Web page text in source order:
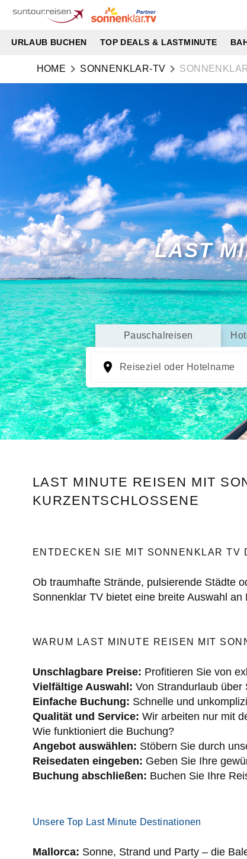
URLAUB BUCHEN TOP DEALS & LASTMINUTE
HOME SONNENKLAR-TV
LAST
Pauschalreisen
Reiseziel oder Hotelname
LAST MINUTE REISEN MIT
KURZENTSCHLOSSENE
ENTDECKEN SIE MIT SONNENKLAR TV
Ob traumhafte Strände, pulsierende Städte
Sonnenklar TV bietet eine breite Auswahl
WARUM LAST MINUTE REISEN MIT
Unschlagbare Preise: Profitieren Sie von
Vielfältige Auswahl: Von Strandurlaub über
Einfache Buchung: Schnelle und
Qualität und Service: Wir arbeiten nur mit
Wie funktioniert die Buchung?
Angebot auswählen: Stöbern Sie durch
Reisedaten eingeben: Geben Sie Ihre
Buchung abschließen: Buchen Sie Ihre
Unsere Top Last Minute Destinationen
Mallorca: Sonne, Strand und Party – die